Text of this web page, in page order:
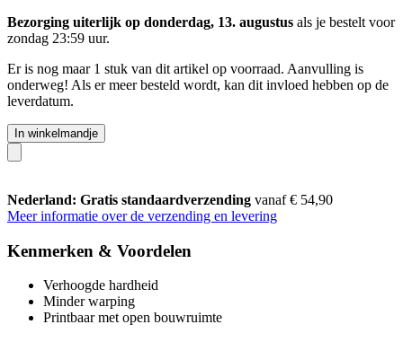
Bezorging uiterlijk op donderdag, 13. augustus als je bestelt voor
zondag 23:59 uur.
Er is nog maar 1 stuk van dit artikel op voorraad. Aanvulling is
onderweg! Als er meer besteld wordt, kan dit invloed hebben op de
leverdatum.
In winkelmandje
Nederland: Gratis standaardverzending vanaf € 54,90
Meer informatie over de verzending en levering
Kenmerken & Voordelen
Verhoogde hardheid
Minder warping
Printbaar met open bouwruimte